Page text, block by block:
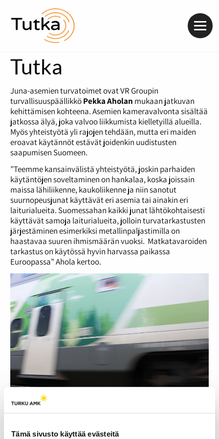
Tämä sivusto käyttää evästeitä
Tutka
Juna-asemien turvatoimet ovat VR Groupin
turvallisuuspäällikköPekka Aholan mukaan jatkuvan
kehittämisen kohteena. Asemien kameravalvonta sisältää
jatkossa älyä, joka valvoo liikkumista kielletyillä alueilla.
Myös yhteistyötä yli rajojen tehdään, mutta eri maiden
eroavat käytännöt estävät joidenkin uudistusten
saapumisen Suomeen.
”Teemme kansainvälistä yhteistyötä, joskin parhaiden
käytäntöjen soveltaminen on hankalaa, koska joissain
maissa lähiliikenne, kaukoliikenne ja niin sanotut
suurnopeusjunat käyttävät eri asemia tai ainakin eri
laiturialueita. Suomessahan kaikki junat lähtökohtaisesti
käyttävät samoja laiturialueita, jolloin turvatarkastusten
järjestäminen esimerkiksi metallinpaljastimilla on
haastavaa suuren ihmismäärän vuoksi. Matkatavaroiden
tarkastus on käytössä hyvin harvassa paikassa
Euroopassa” Ahola kertoo.